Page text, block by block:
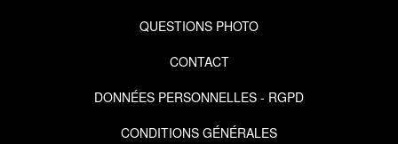
QUESTIONS PHOTO
CONTACT
DONNÉES PERSONNELLES - RGPD
CONDITIONS GÉNÉRALES